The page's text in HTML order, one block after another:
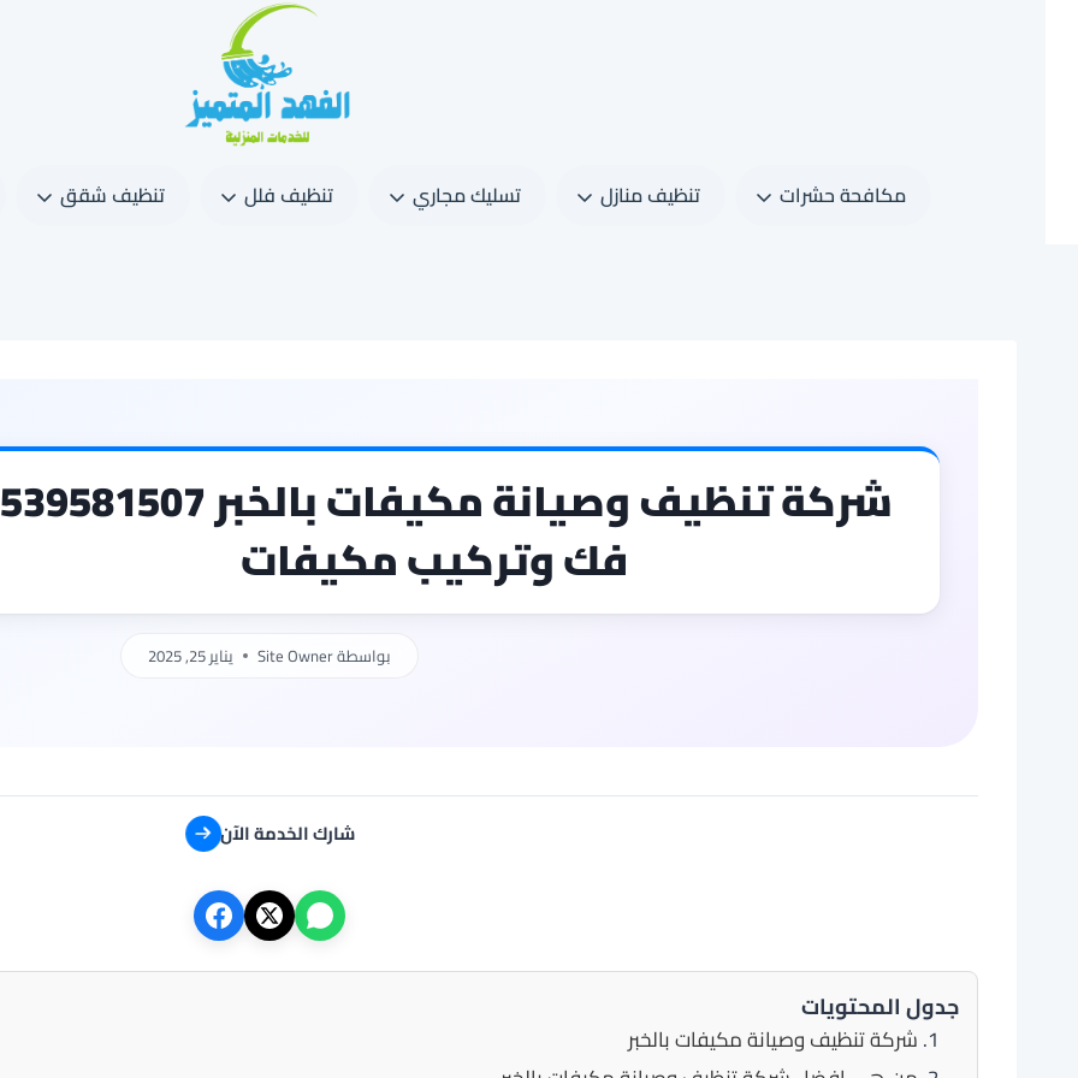
مكافحة حشرات تنظيف منازل تسليك مجاري تنظيف فلل تنظيف شقق
شركة تنظيف وصيانة مكيفات بالخبر
فك وتركيب مكيفات
بواسطةSite Owner يناير 25, 2025
شارك الخدمة الآن
جدول المحتويات
شركة تنظيف وصيانة مكيفات بالخبر